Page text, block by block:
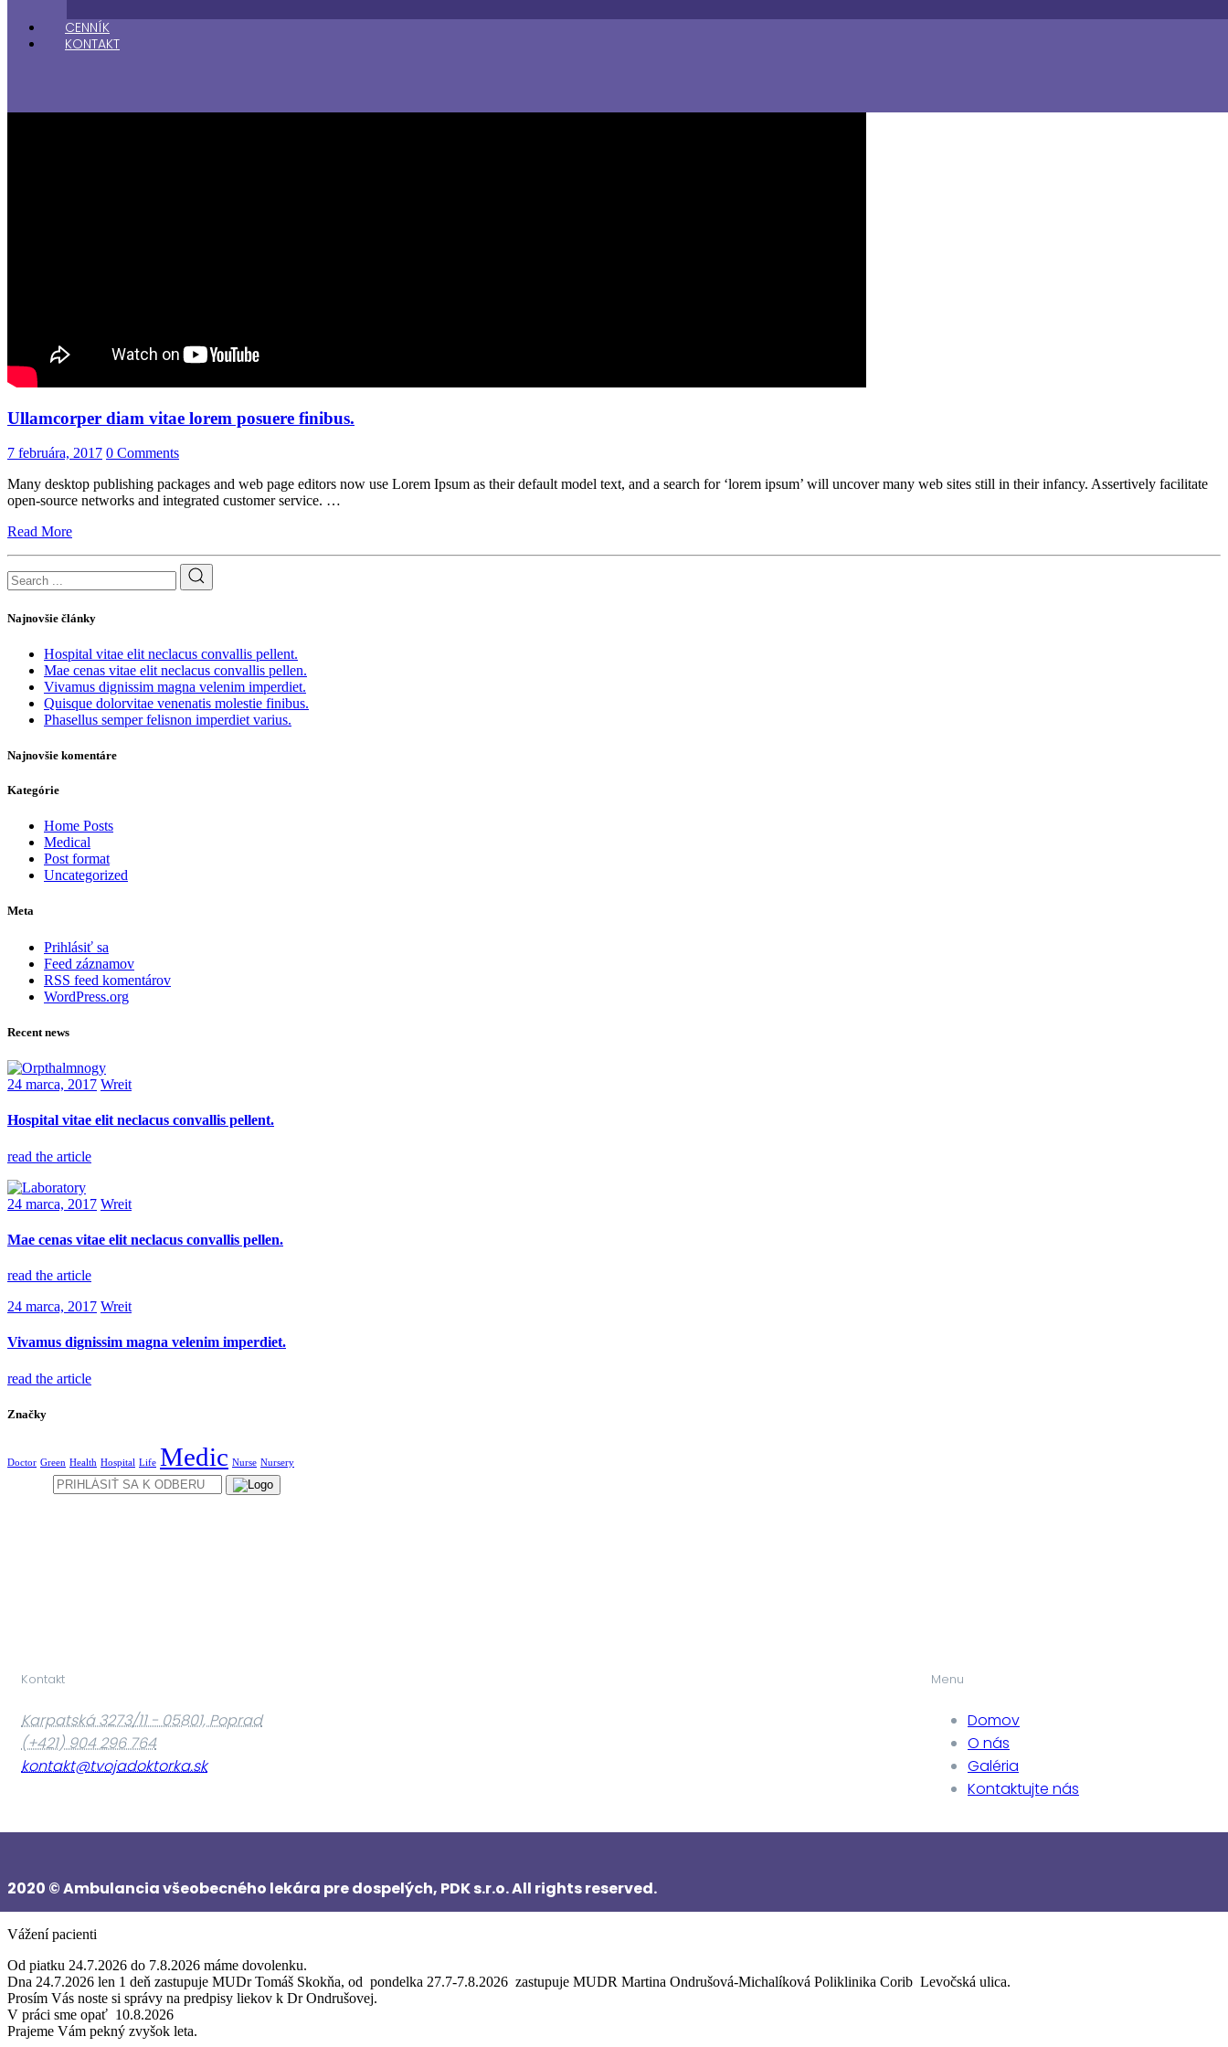
CENNÍK
KONTAKT
Ullamcorper diam vitae lorem posuere finibus.
7 februára, 2017 0 Comments
Many desktop publishing packages and web page editors now use Lorem Ipsum as their default model text, and a search for ‘lorem ipsum’ will uncover many web sites still in their infancy. Assertively facilitate
open-source networks and integrated customer service. …
Read More
Najnovšie články
Hospital vitae elit neclacus convallis pellent.
Mae cenas vitae elit neclacus convallis pellen.
Vivamus dignissim magna velenim imperdiet.
Quisque dolorvitae venenatis molestie finibus.
Phasellus semper felisnon imperdiet varius.
Najnovšie komentáre
Kategórie
Home Posts
Medical
Post format
Uncategorized
Meta
Prihlásiť sa
Feed záznamov
RSS feed komentárov
WordPress.org
Recent news
24 marca, 2017 Wreit
Hospital vitae elit neclacus convallis pellent.
read the article
24 marca, 2017 Wreit
Mae cenas vitae elit neclacus convallis pellen.
read the article
24 marca, 2017 Wreit
Vivamus dignissim magna velenim imperdiet.
read the article
Značky
Doctor Green Health Hospital Life Medic Nurse Nursery
Kontakt
Karpatská 3273/11 - 05801, Poprad
(+421) 904 296 764
kontakt@tvojadoktorka.sk
Menu
Domov
O nás
Galéria
Kontaktujte nás
2020 © Ambulancia všeobecného lekára pre dospelých, PDK s.r.o. All rights reserved.
Vážení pacienti
Od piatku 24.7.2026 do 7.8.2026 máme dovolenku.
Dna 24.7.2026 len 1 deň zastupuje MUDr Tomáš Skokňa, od pondelka 27.7-7.8.2026 zastupuje MUDR Martina Ondrušová-Michalíková Poliklinika Corib Levočská ulica.
Prosím Vás noste si správy na predpisy liekov k Dr Ondrušovej.
V práci sme opať 10.8.2026
Prajeme Vám pekný zvyšok leta.